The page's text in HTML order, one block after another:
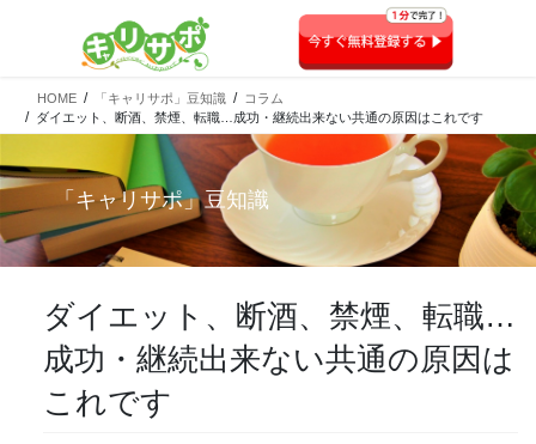
HOME 「キャリサポ」豆知識
コラム
ダイエット、断酒、禁煙、転職…成功・継続出来ない共通の原因はこれです
「キャリサポ」豆知識
ダイエット、断酒、禁煙、転職…
成功・継続出来ない共通の原因は
これです